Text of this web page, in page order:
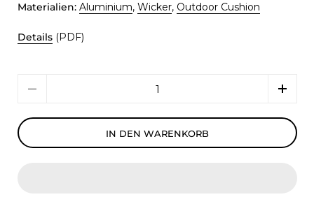
Materialien: Aluminium, Wicker, Outdoor Cushion
Details (PDF)
IN DEN WARENKORB